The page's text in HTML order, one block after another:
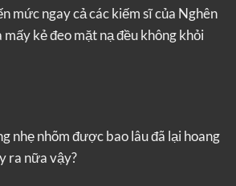
mức ngay cả các kiếm sĩ của Nghên
kẻ đeo mặt nạ đều không khỏi
nhẹ nhõm được bao lâu đã lại hoang
ra nữa vậy?